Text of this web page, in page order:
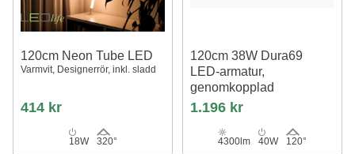
120cm Neon Tube LED
Varmvit, Designerrör, inkl. sladd
414 kr
18W 320°
120cm 38W Dura69
LED-armatur,
genomkopplad
IP69, IK08, 1-10V, RA90,▽D-
märkt
1.196 kr
4300lm 40W 120°